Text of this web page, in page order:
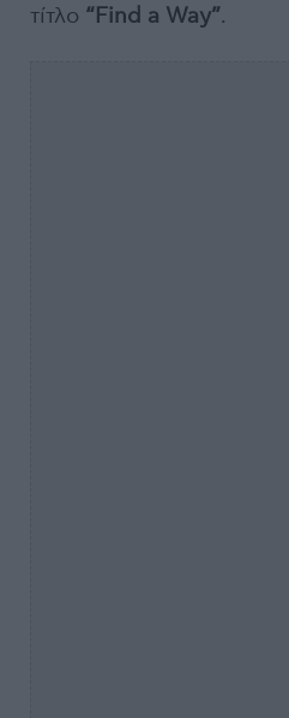
τίτλο “Find a Way”.